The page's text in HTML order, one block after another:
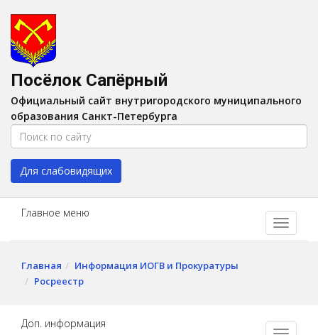
Изображения:
Цвет:A A
Посёлок Сапёрный
Официальный сайт внутригородского муниципального
образования Санкт-Петербурга
Для слабовидящих
Главное меню
Главная
Информация ИОГВ и Прокуратуры
Росреестр
Доп. информация